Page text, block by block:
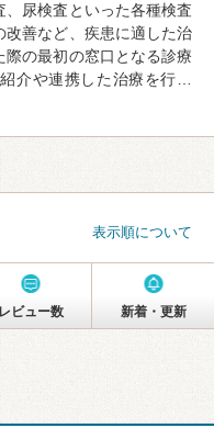
尿検査といった各種検査
善など、疾患に適した治
の最初の窓口となる診療
介や連携した治療を行…
表示順について
レビュー数 新着・更新